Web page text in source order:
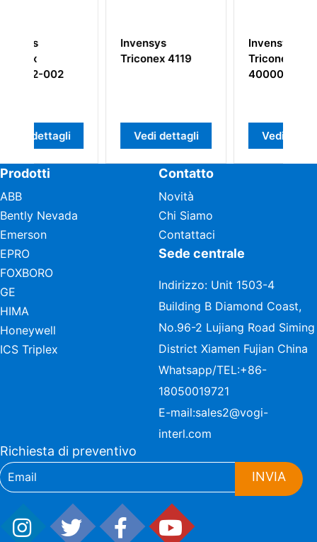
4119
Vedi dettagli
Invensys
Triconex
Vedi dettagli
Invensys
Triconex
Vedi
Prodotti
ABB
Bently Nevada
Emerson
EPRO
FOXBORO
GE
HIMA
Honeywell
ICS Triplex
Contatto
Novità
Chi Siamo
Contattaci
Sede centrale
Indirizzo: Unit 1503-4
Building B Diamond Coast,
No.96-2 Lujiang Road Siming
District Xiamen Fujian China
Whatsapp/TEL:+86-
18050019721
E-mail:sales2@vogi-
interl.com
Richiesta di preventivo
INVIA